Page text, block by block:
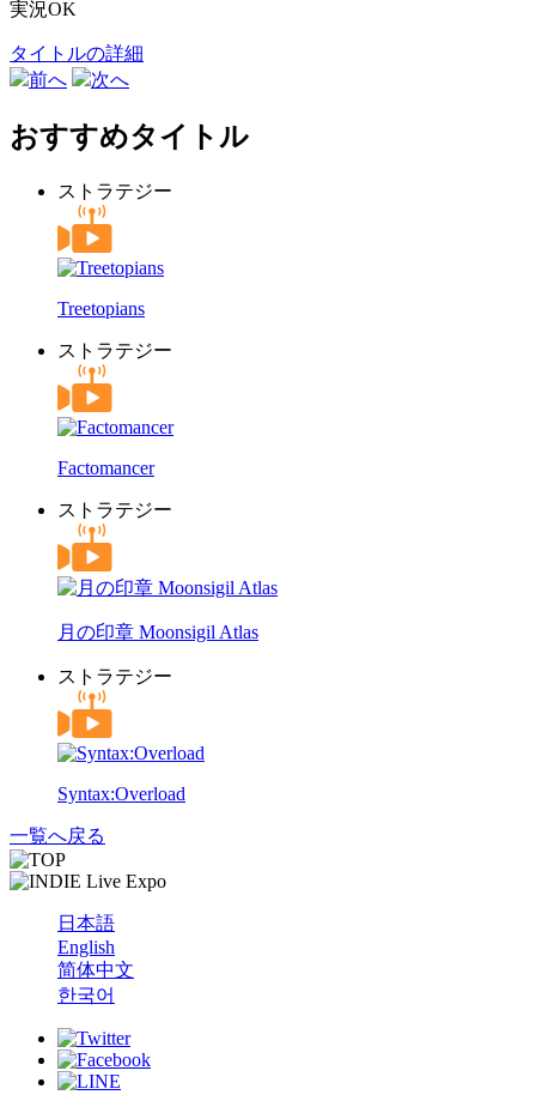
実況OK
タイトルの詳細
前へ
次へ
おすすめタイトル
ストラテジー
Treetopians
ストラテジー
Factomancer
ストラテジー
月の印章 Moonsigil Atlas
ストラテジー
Syntax:Overload
一覧へ戻る
日本語
English
简体中文
한국어